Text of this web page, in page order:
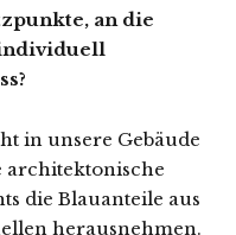
an die
in unsere Gebäude
architektonische
die Blauanteile aus
herausnehmen.